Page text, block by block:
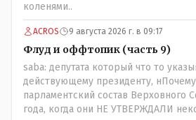
коленями..
ACROS 9 августа 2026 г. в 09:17
Флуд и оффтопик (часть 9)
saba: депутата который что то
действующему президенту,
парламентский состав Верховного
года, когда они НЕ УТВЕРЖДАЛИ